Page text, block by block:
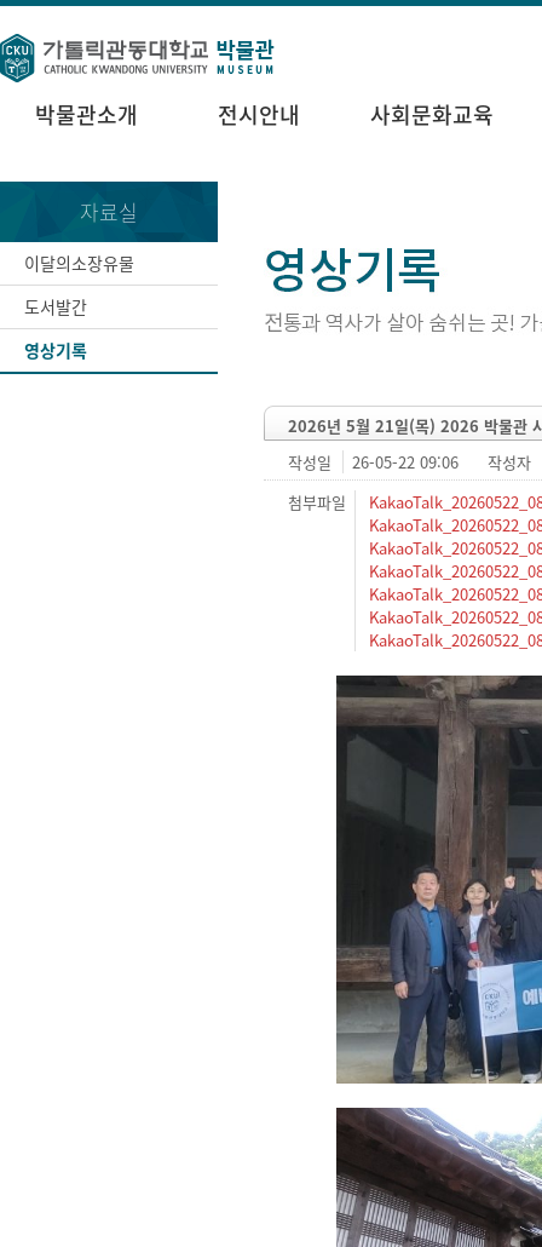
박물관소개 전시안내 사회문화교육
자료실
이달의소장유물
도서발간
영상기록
2026년 5월 21일(목) 2026 박물관
작성일
26-05-22 09:06
작성자
첨부파일